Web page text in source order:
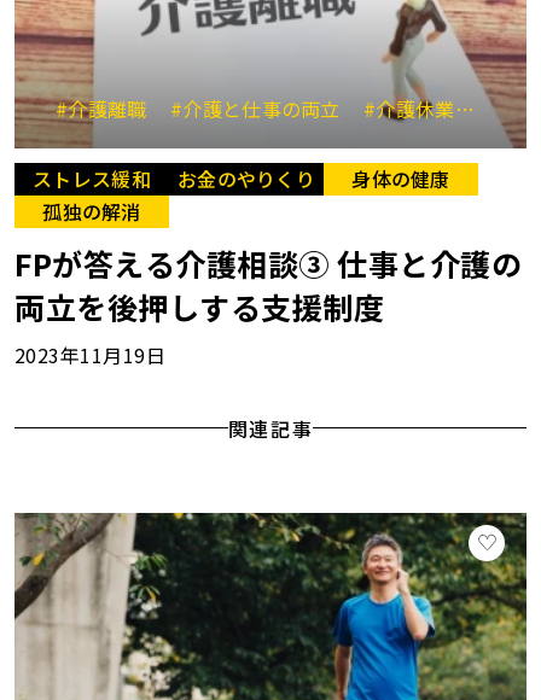
#介護離職 #介護と仕事の両立 #介護休業 #介
ストレス緩和 お金のやりくり
身体の健康
孤独の解消
FPが答える介護相談③ 仕事と介護の
両立を後押しする支援制度
2023年11月19日
関連記事